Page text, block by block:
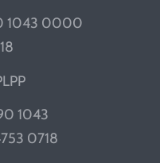
1043 0000
1043
0718